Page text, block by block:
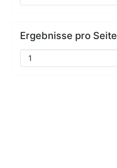
Ergebnisse pro Seite